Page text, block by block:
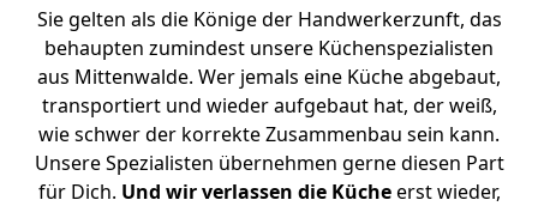
Sie gelten als die Könige der Handwerkerzunft, das
behaupten zumindest unsere Küchenspezialisten
aus Mittenwalde. Wer jemals eine Küche abgebaut,
transportiert und wieder aufgebaut hat, der weiß,
wie schwer der korrekte Zusammenbau sein kann.
Unsere Spezialisten übernehmen gerne diesen Part
für Dich. Und wir verlassen die Kücheerst wieder,